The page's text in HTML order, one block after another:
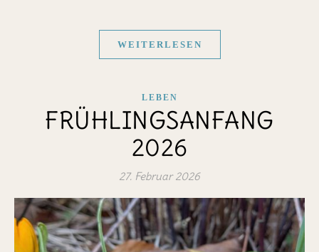
WEITERLESEN
LEBEN
FRÜHLINGSANFANG
2026
27. Februar 2026